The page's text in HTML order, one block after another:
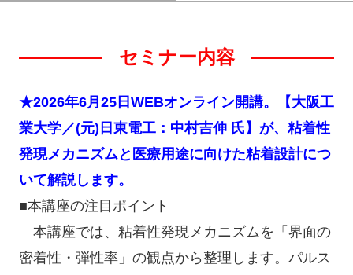
セミナー内容
★2026年6月25日WEBオンライン開講。【大阪工
業大学／(元)日東電工：中村吉伸 氏】が、粘着性
発現メカニズムと医療用途に向けた粘着設計につ
いて解説します。
■本講座の注目ポイント
本講座では、粘着性発現メカニズムを「界面の
密着性・弾性率」の観点から整理します。パルス